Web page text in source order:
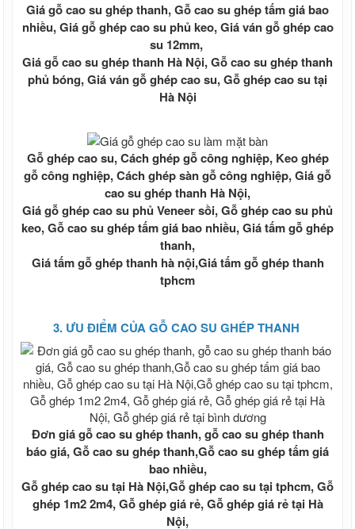
Tấm xi măng ốp trần
Thép tấm - Thép cuộn - Thép gân
Thép tấm mạ kẽm
Thép tấm Trung Quốc
Thép tấm chống trượt, tấm gân
Co thép
Tê thép
Van thép
Mặt bích thép
Sắt xây dựng, thép xây dựng, sắt thép
xây dựng
Sắt - Thép Hòa Phát
Sắt - Thép Miền Nam
Thép xây dựng giá rẻ
Ván ép phủ phim Tekcom giá rẻ
Giá ván cốp pha phủ phim tekcom
Thép hình, thép chữ I, thép hình H, thép
V, thép hình U, thép La
Thép hình,thép I H U V Hòa Phát
Sắt thép I H U Posco
Sắt thép U I V An Khánh
Sắt thép U I H Trung Quốc
Ván ép phủ keo, ván cốp pha phủ keo,
giá ván ép phủ keo
Ván ép phủ keo trong, ván cốp pha phủ
keo, giá ván ép phủ keo trong
Giá gỗ cao su ghép thanh, Gỗ cao su ghép tấm giá bao
nhiều, Giá gỗ ghép cao su phủ keo, Giá ván gỗ ghép cao
su 12mm,
Giá gỗ cao su ghép thanh Hà Nội, Gỗ cao su ghép thanh
phủ bóng, Giá ván gỗ ghép cao su, Gỗ ghép cao su tại
Hà Nội
Gỗ ghép cao su, Cách ghép gỗ công nghiệp, Keo ghép
gỗ công nghiệp, Cách ghép sàn gỗ công nghiệp, Giá gỗ
cao su ghép thanh Hà Nội,
Giá gỗ ghép cao su phủ Veneer sồi, Gỗ ghép cao su phủ
keo, Gỗ cao su ghép tấm giá bao nhiều, Giá tấm gỗ ghép
thanh,
Giá tấm gỗ ghép thanh hà nội,Giá tấm gỗ ghép thanh
tphcm
3. ƯU ĐIỂM CỦA GỖ CAO SU GHÉP THANH
Đơn giá gỗ cao su ghép thanh, gỗ cao su ghép thanh
báo giá, Gỗ cao su ghép thanh,Gỗ cao su ghép tấm giá
bao nhiều,
Gỗ ghép cao su tại Hà Nội,Gỗ ghép cao su tại tphcm, Gỗ
ghép 1m2 2m4, Gỗ ghép giá rẻ,​​ Gỗ ghép giá rẻ tại Hà
Nội,